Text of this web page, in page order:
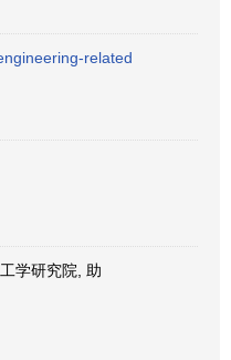
related
学研究院, 助